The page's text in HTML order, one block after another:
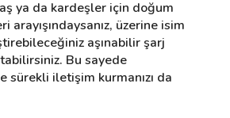
ya da kardeşler için doğum
arayışındaysanız, üzerine isim
aşınabilir şarj
Bu sayede
sürekli iletişim kurmanızı da